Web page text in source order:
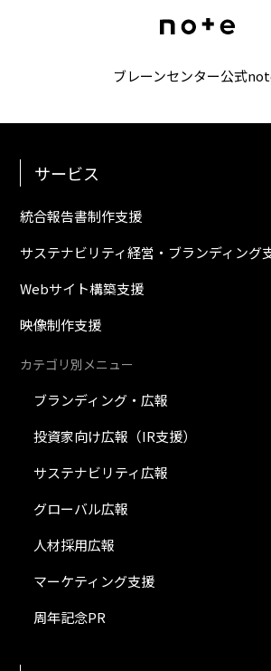
ブレーンセンター公式
サービス
統合報告書制作支援
サステナビリティ経営・ブランディング
Webサイト構築支援
映像制作支援
カテゴリ別メニュー
ブランディング・広報
投資家向け広報（IR支援）
サステナビリティ広報
グローバル広報
人材採用広報
マーケティング支援
周年記念PR